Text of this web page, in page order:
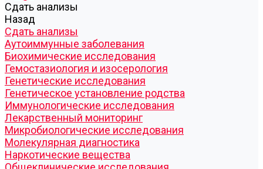
Cдать анализы
Назад
Cдать анализы
Аутоиммунные заболевания
Биохимические исследования
Гемостазиология и изосерология
Генетические исследования
Генетическое установление родства
Иммунологические исследования
Лекарственный мониторинг
Микробиологические исследования
Молекулярная диагностика
Наркотические вещества